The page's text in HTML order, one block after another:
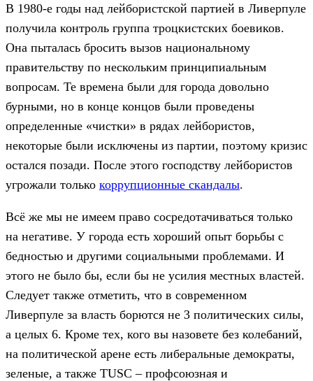
В 1980-е годы над лейбористской партией в Ливерпуле
получила контроль группа троцкистских боевиков.
Она пыталась бросить вызов национальному
правительству по нескольким принципиальным
вопросам. Те времена были для города довольно
бурными, но в конце концов были проведены
определенные «чистки» в рядах лейбористов,
некоторые были исключены из партии, поэтому кризис
остался позади. После этого господству лейбористов
угрожали только коррупционные скандалы.
Всё же мы не имеем право сосредотачиваться только
на негативе. У города есть хороший опыт борьбы с
бедностью и другими социальными проблемами. И
этого не было бы, если бы не усилия местных властей.
Следует также отметить, что в современном
Ливерпуле за власть борются не 3 политических силы,
а целых 6. Кроме тех, кого вы назовете без колебаний,
на политической арене есть либеральные демократы,
зеленые, а также TUSC – профсоюзная и